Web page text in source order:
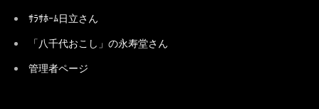
ｻﾗｻﾎｰﾑ日立さん
「八千代おこし」の永寿堂さん
管理者ページ